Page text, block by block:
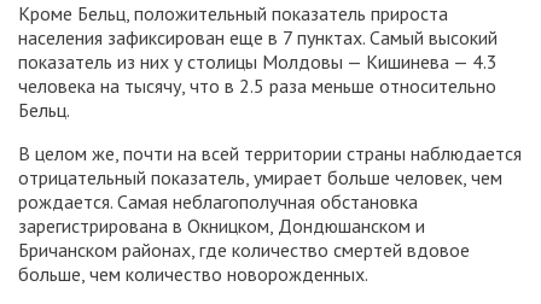
Кроме Бельц, положительный показатель прироста
населения зафиксирован еще в 7 пунктах. Самый высокий
показатель из них у столицы Молдовы — Кишинева — 4.3
человека на тысячу, что в 2.5 раза меньше относительно
Бельц.
В целом же, почти на всей территории страны наблюдается
отрицательный показатель, умирает больше человек, чем
рождается. Самая неблагополучная обстановка
зарегистрирована в Окницком, Дондюшанском и
Бричанском районах, где количество смертей вдовое
больше, чем количество новорожденных.